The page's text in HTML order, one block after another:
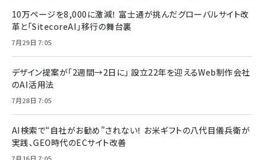
10万ページを8,000に激減！ 富士通が挑んだグローバルサイト改
革と「SitecoreAI」移行の舞台裏
7月29日 7:05
デザイン提案が「2週間→2日に」 設立22年を迎えるWeb制作会社
のAI活用法
7月28日 7:05
AI検索で“自社がお勧め”されない！ お米ギフトの八代目儀兵衛が
実践、GEO時代のECサイト改善